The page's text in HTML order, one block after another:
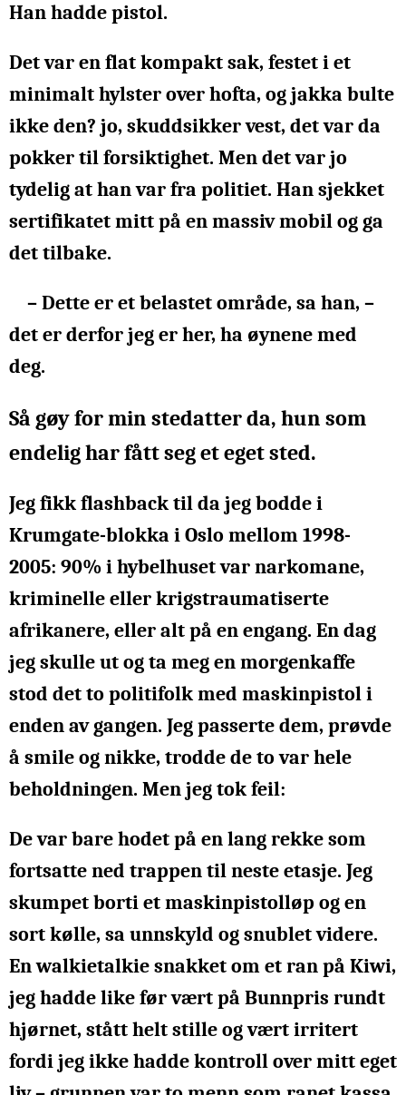
Han hadde pistol.
Det var en flat kompakt sak, festet i et
minimalt hylster over hofta, og jakka bulte
ikke den? jo, skuddsikker vest, det var da
pokker til forsiktighet. Men det var jo
tydelig at han var fra politiet. Han sjekket
sertifikatet mitt på en massiv mobil og ga
det tilbake.
– Dette er et belastet område, sa han, –
det er derfor jeg er her, ha øynene med
deg.
Så gøy for min stedatter da, hun som
endelig har fått seg et eget sted.
Jeg fikk flashback til da jeg bodde i
Krumgate-blokka i Oslo mellom 1998-
2005: 90% i hybelhuset var narkomane,
kriminelle eller krigstraumatiserte
afrikanere, eller alt på en engang. En dag
jeg skulle ut og ta meg en morgenkaffe
stod det to politifolk med maskinpistol i
enden av gangen. Jeg passerte dem, prøvde
å smile og nikke, trodde de to var hele
beholdningen. Men jeg tok feil:
De var bare hodet på en lang rekke som
fortsatte ned trappen til neste etasje. Jeg
skumpet borti et maskinpistolløp og en
sort kølle, sa unnskyld og snublet videre.
En walkietalkie snakket om et ran på Kiwi,
jeg hadde like før vært på Bunnpris rundt
hjørnet, stått helt stille og vært irritert
fordi jeg ikke hadde kontroll over mitt eget